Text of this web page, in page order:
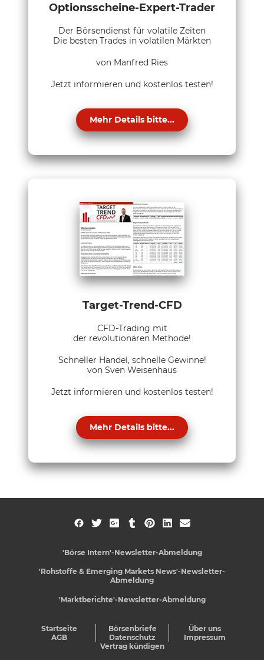
Optionsscheine-Expert-Trader
Der Börsendienst für volatile Zeiten
Die besten Trades in volatilen Märkten
von Manfred Ries
Jetzt informieren und kostenlos testen!
Mehr Details bitte...
Target-Trend-CFD
CFD-Trading mit
der revolutionären Methode!
Schneller Handel, schnelle Gewinne!
von Sven Weisenhaus
Jetzt informieren und kostenlos testen!
Mehr Details bitte...
'Börse Intern'-Newsletter-Abmeldung
'Rohstoffe & Emerging Markets News'-Newsletter-
Abmeldung
'Marktberichte'-Newsletter-Abmeldung
Startseite Börsenbriefe
Über uns
AGB
Datenschutz
Impressum
Vertrag kündigen